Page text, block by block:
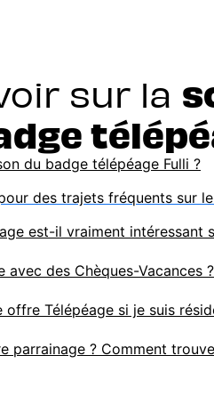
sur la
du badge télépéage Fulli ?
des trajets fréquents sur le
est-il vraiment
avec des Chèques-Vacances ?
offre Télépéage si je suis
parrainage ? Comment